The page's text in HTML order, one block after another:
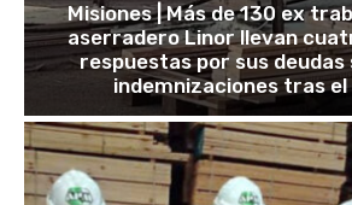
Misiones | Más de 130 ex
aserradero Linor llevan
respuestas por sus deudas
indemnizaciones tras